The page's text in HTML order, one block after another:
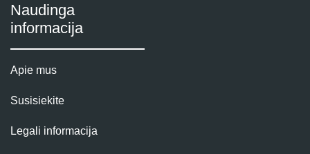
Naudinga
informacija
Apie mus
Susisiekite
Legali informacija